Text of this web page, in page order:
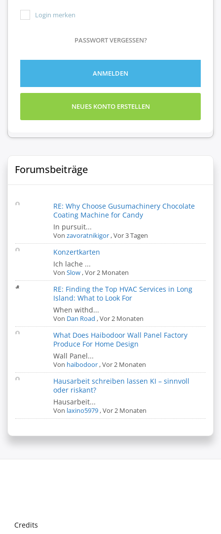
Login merken
PASSWORT VERGESSEN?
ANMELDEN
NEUES KONTO ERSTELLEN
Forumsbeiträge
RE: Why Choose Gusumachinery Chocolate
Coating Machine for Candy
In pursuit...
Vonzavoratnikigor ,Vor 3 Tagen
Konzertkarten
Ich lache ...
VonSlow ,Vor 2 Monaten
RE: Finding the Top HVAC Services in Long
Island: What to Look For
When withd...
Von Dan Road ,Vor 2 Monaten
What Does Haibodoor Wall Panel Factory
Produce For Home Design
Wall Panel...
Von haibodoor ,Vor 2 Monaten
Hausarbeit schreiben lassen KI – sinnvoll
oder riskant?
Hausarbeit...
Von laxino5979 ,Vor 2 Monaten
Credits